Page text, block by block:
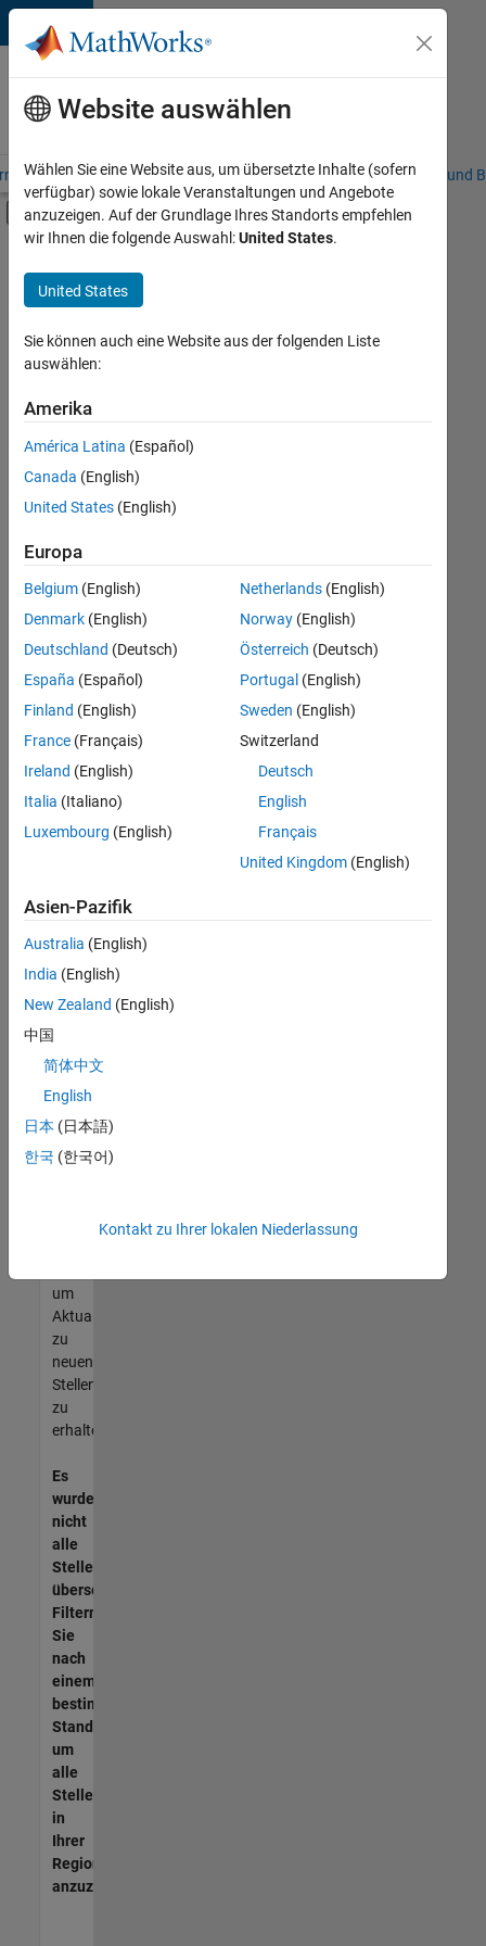
Weiter zum Inhalt
Karriere
bei
MathWorks
– Übersicht Stellensuche Niederlassungen Studierende und
Umschaltung für Off-Canvas-
Hauptinhalt
Information Technology
Commercial Sales
Customer Support
Education Sales
Inside Sales
Sales Operations
Business Model Team
Finance and Operations
+8
Derzeit
es
keine
offenen
Stellen,
Ihren
Suchkriterien
entsprechen.
können
die
Suchkriterien
weiter
fassen
oder
alle
Stellenangebote
anzeigen .
noch
keine
offenen
Stellen
können,
die
Ihren
entsprechen,
werden
unseres
um
Aktualisierungen
zu
neuen
Stellenangeboten
zu
erhalten.
Es
wurden
nicht
alle
Stellen
übersetzt.
Filtern
Sie
nach
einem
bestimmten
Standort,
um
alle
Stellenangebote
in
Ihrer
Region
anzuzeigen.
Website auswählen
Wählen Sie eine Website aus, um übersetzte Inhalte (sofern
verfügbar) sowie lokale Veranstaltungen und Angebote
anzuzeigen. Auf der Grundlage Ihres Standorts empfehlen
wir Ihnen die folgende Auswahl:United States.
United States
Sie können auch eine Website aus der folgenden Liste
auswählen:
Amerika
América Latina (Español)
Canada (English)
United States (English)
Europa
Belgium (English)
Denmark (English)
Deutschland (Deutsch)
España (Español)
Finland (English)
France (Français)
Ireland (English)
Italia (Italiano)
Luxembourg (English)
Netherlands(English)
Norway(English)
Österreich (Deutsch)
Portugal (English)
Sweden (English)
Switzerland
Deutsch
English
Français
United Kingdom(English)
Asien-Pazifik
Australia (English)
India (English)
New Zealand (English)
中国
简体中文
English
日本 (日本語)
한국 (한국어)
Kontakt zu Ihrer lokalen Niederlassung